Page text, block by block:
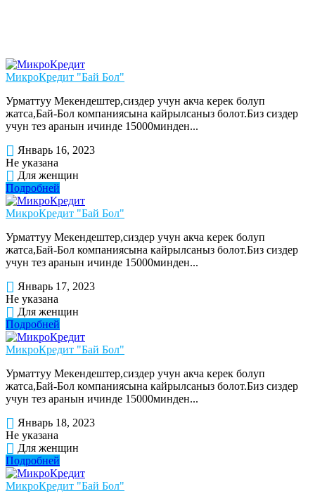
МикроКредит "Бай Бол"
Урматтуу Мекендештер,сиздер учун акча керек болуп
жатса,Бай-Бол компаниясына кайрылсаныз болот.Биз сиздер
учун тез аранын ичинде 15000минден...
Январь 16, 2023
Не указана
Для женщин
Подробней
МикроКредит "Бай Бол"
Урматтуу Мекендештер,сиздер учун акча керек болуп
жатса,Бай-Бол компаниясына кайрылсаныз болот.Биз сиздер
учун тез аранын ичинде 15000минден...
Январь 17, 2023
Не указана
Для женщин
Подробней
МикроКредит "Бай Бол"
Урматтуу Мекендештер,сиздер учун акча керек болуп
жатса,Бай-Бол компаниясына кайрылсаныз болот.Биз сиздер
учун тез аранын ичинде 15000минден...
Январь 18, 2023
Не указана
Для женщин
Подробней
МикроКредит "Бай Бол"